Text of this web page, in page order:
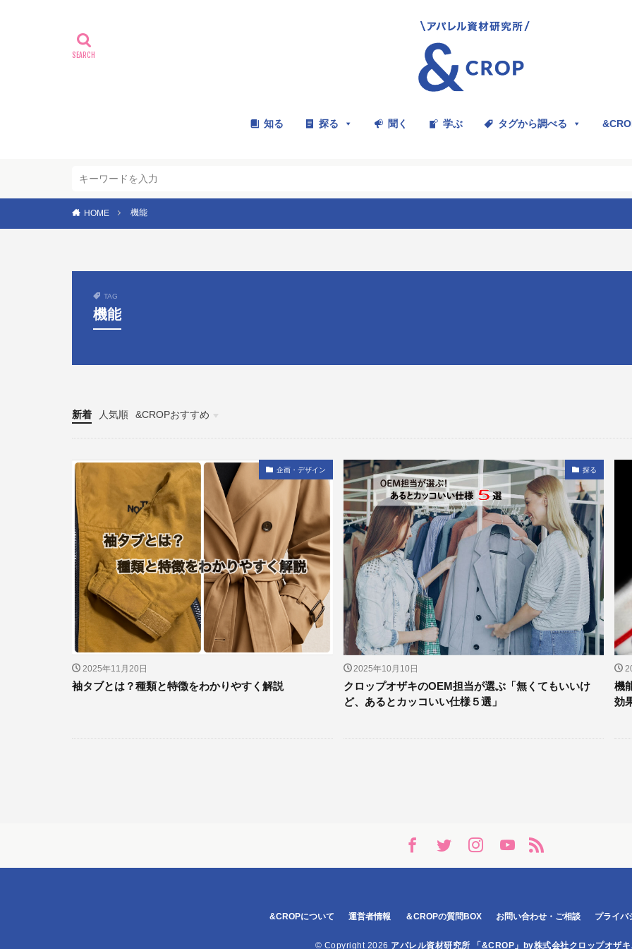
知る 探る 聞く 学ぶ タグから調べる
HOME 機能
TAG
機能
新着 人気順 &CROPおすすめ
探る
企画・デザイン
2025年11月20日
袖タブとは？種類と特徴をわかりやすく解説
探る
2025年10月10日
クロップオザキのOEM担当が選ぶ「無くてもいいけ
ど、あるとカッコいい仕様５選」
機
効
&CROPについて 運営者情報 ＆CROPの質問BOX お問い合わせ・ご相談 プライバ
© Copyright 2026 アパレル資材研究所 「&CROP」by株式会社クロップオザキ